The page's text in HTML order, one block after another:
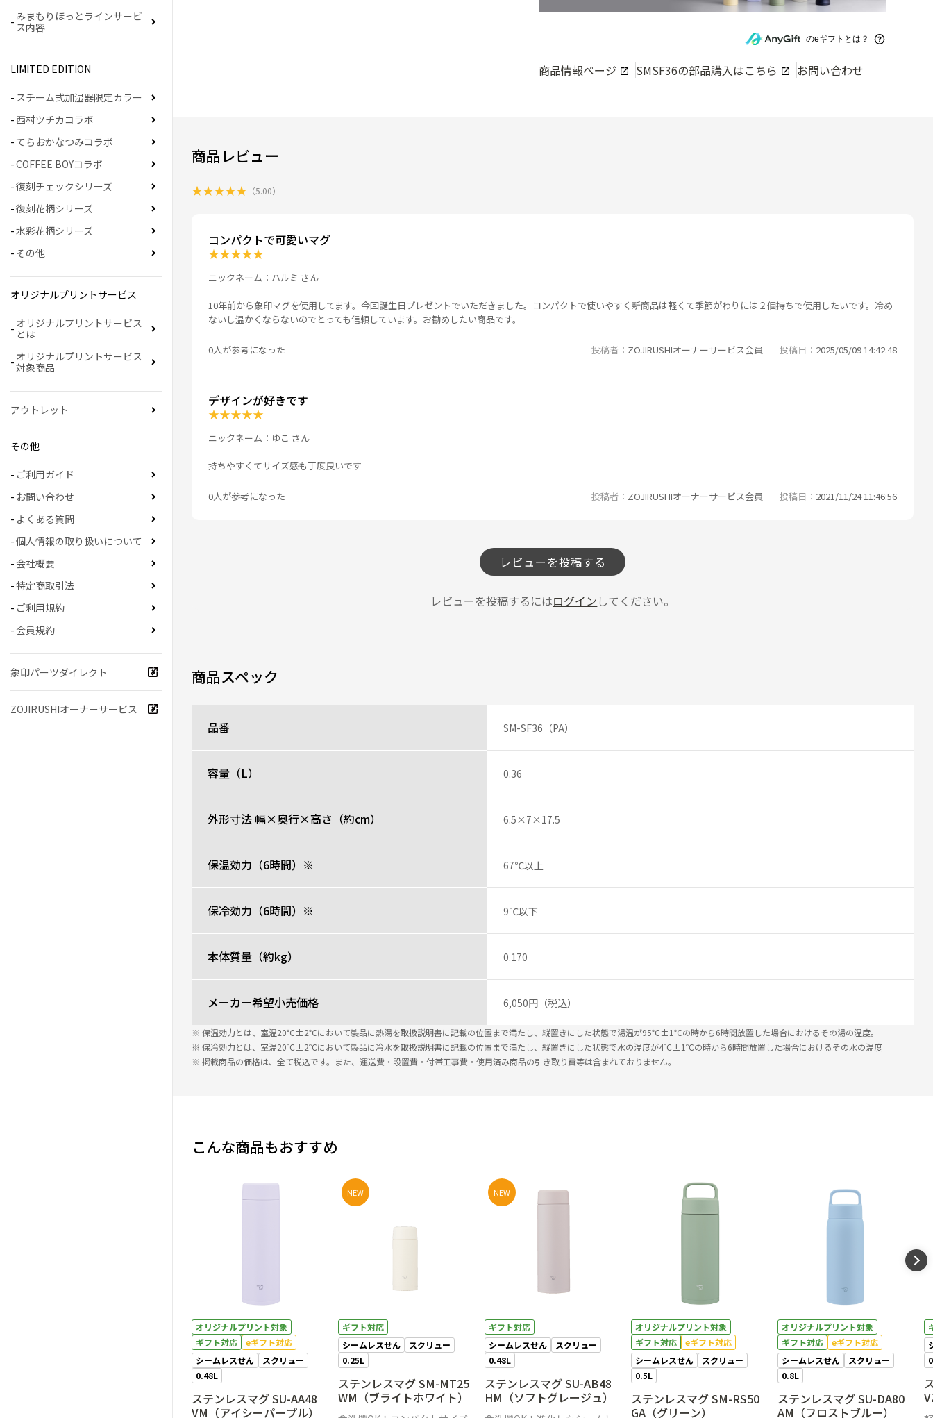
のeギフトとは？
商品情報ページ SMSF36の部品購入はこちら お問い合わせ
商品レビュー
★★★★★ （5.00）
コンパクトで可愛いマグ
★★★★★
ニックネーム：ハルミ さん
10年前から象印マグを使用してます。今回誕生日プレゼントでいただきました。コンパクトで使いやすく新商品は軽くて季節がわりには２個持ちで使用したいです。冷め
ないし温かくならないのでとっても信頼しています。お勧めしたい商品です。
0人が参考になった 投稿者 ZOJIRUSHIオーナーサービス会員 投稿日 2025/05/09 14:42:48
デザインが好きです
★★★★★
ニックネーム：ゆこ さん
持ちやすくてサイズ感も丁度良いです
0人が参考になった 投稿者 ZOJIRUSHIオーナーサービス会員 投稿日 2021/11/24 11:46:56
レビューを投稿する
レビューを投稿するにはログイン してください。
商品スペック
品番 SM-SF36（PA）
容量（L） 0.36
外形寸法 幅×奥行×高さ（約cm） 6.5×7×17.5
保温効力（6時間）※ 67℃以上
保冷効力（6時間）※ 9℃以下
本体質量（約kg） 0.170
メーカー希望小売価格 6,050円（税込）
※ 保温効力とは、室温20℃±2℃において製品に熱湯を取扱説明書に記載の位置まで満たし、縦置きにした状態で湯温が95℃±1℃の時から6時間放置した場合におけるその湯の温度。
※ 保冷効力とは、室温20℃±2℃において製品に冷水を取扱説明書に記載の位置まで満たし、縦置きにした状態で水の温度が4℃±1℃の時から6時間放置した場合におけるその水の温度
※ 掲載商品の価格は、全て税込です。また、運送費・設置費・付帯工事費・使用済み商品の引き取り費等は含まれておりません。
こんな商品もおすすめ
オリジナルプリント対象
ギフト対応
eギフト対応
シームレスせん
スクリュー
0.48L
ステンレスマグ SU-AA48
VM（アイシーパープル）
NEW
ギフト対応
シームレスせん
スクリュー
0.25L
ステンレスマグ SM-MT25
WM（ブライトホワイト）
NEW
ギフト対応
シームレスせん
スクリュー
0.48L
ステンレスマグ SU-AB48
HM（ソフトグレージュ）
オリジナルプリント対象
ギフト対応
eギフト対応
シームレスせん
スクリュー
0.5L
ステンレスマグ SM-RS50
GA（グリーン）
オリジナルプリント対象
ギフト対応
eギフト対応
シームレスせん
スクリュー
0.8L
ステンレスマグ SU-DA80
AM（フロストブルー）
みまもりほっとラインサービ
ス内容
LIMITED EDITION
スチーム式加湿器限定カラー
西村ツチカコラボ
てらおかなつみコラボ
COFFEE BOYコラボ
復刻チェックシリーズ
復刻花柄シリーズ
水彩花柄シリーズ
その他
オリジナルプリントサービス
オリジナルプリントサービス
とは
オリジナルプリントサービス
対象商品
アウトレット
その他
ご利用ガイド
お問い合わせ
よくある質問
個人情報の取り扱いについて
会社概要
特定商取引法
ご利用規約
会員規約
象印パーツダイレクト
ZOJIRUSHIオーナーサービス